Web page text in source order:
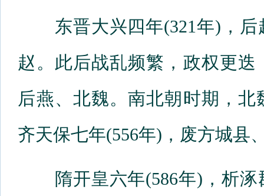
东晋大兴四年(321年)，后
赵。此后战乱频繁，政权更
后燕、北魏。南北朝时期，
齐天保七年(556年)，废方城县
隋开皇六年(586年)，析涿